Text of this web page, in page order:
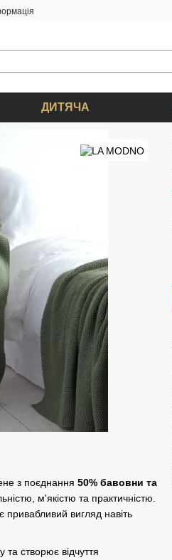
ДИТЯЧА
з поєднання 50% бавовни та
м'якістю та практичністю.
вигляд навіть
створює відчуття